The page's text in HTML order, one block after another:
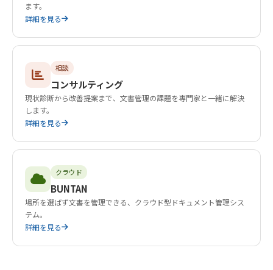
ます。
詳細を見る
相談
コンサルティング
現状診断から改善提案まで、文書管理の課題を専門家と一緒に解決
します。
詳細を見る
クラウド
BUNTAN
場所を選ばず文書を管理できる、クラウド型ドキュメント管理シス
テム。
詳細を見る